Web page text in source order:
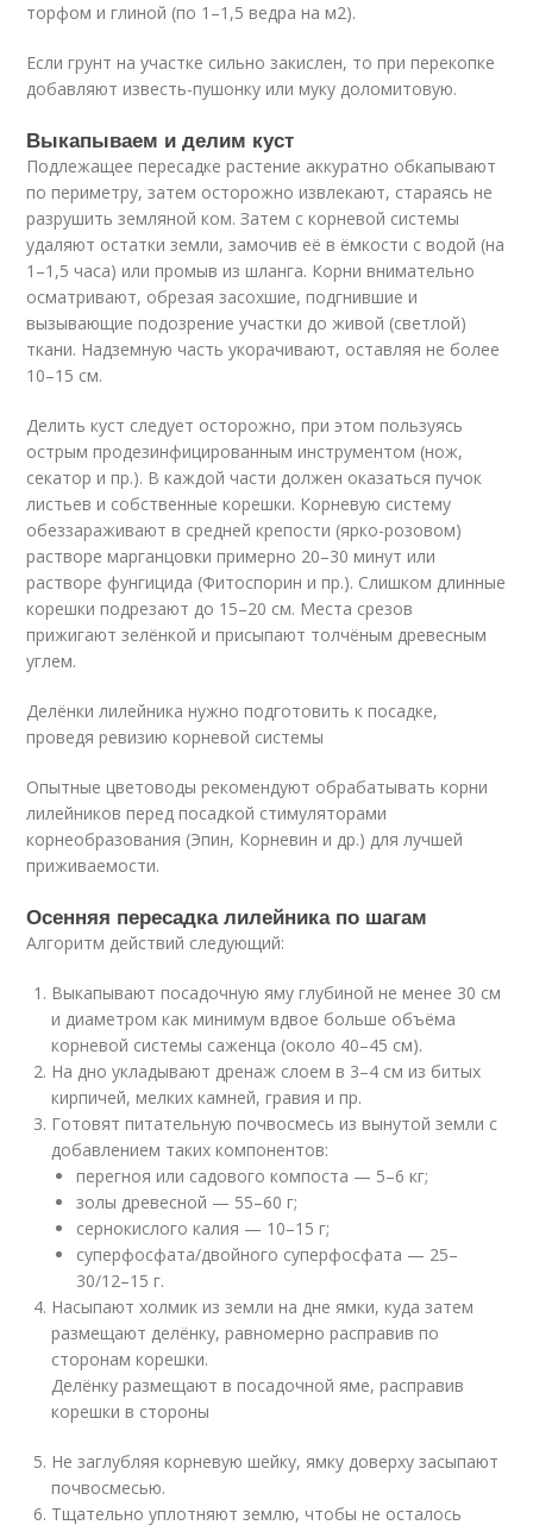
торфом и глиной (по 1–1,5 ведра на м2).
Если грунт на участке сильно закислен, то при перекопке
добавляют известь-пушонку или муку доломитовую.
Выкапываем и делим куст
Подлежащее пересадке растение аккуратно обкапывают
по периметру, затем осторожно извлекают, стараясь не
разрушить земляной ком. Затем с корневой системы
удаляют остатки земли, замочив её в ёмкости с водой (на
1–1,5 часа) или промыв из шланга. Корни внимательно
осматривают, обрезая засохшие, подгнившие и
вызывающие подозрение участки до живой (светлой)
ткани. Надземную часть укорачивают, оставляя не более
10–15 см.
Делить куст следует осторожно, при этом пользуясь
острым продезинфицированным инструментом (нож,
секатор и пр.). В каждой части должен оказаться пучок
листьев и собственные корешки. Корневую систему
обеззараживают в средней крепости (ярко-розовом)
растворе марганцовки примерно 20–30 минут или
растворе фунгицида (Фитоспорин и пр.). Слишком длинные
корешки подрезают до 15–20 см. Места срезов
прижигают зелёнкой и присыпают толчёным древесным
углем.
Делёнки лилейника нужно подготовить к посадке,
проведя ревизию корневой системы
Опытные цветоводы рекомендуют обрабатывать корни
лилейников перед посадкой стимуляторами
корнеобразования (Эпин, Корневин и др.) для лучшей
приживаемости.
Осенняя пересадка лилейника по шагам
Алгоритм действий следующий:
Выкапывают посадочную яму глубиной не менее 30 см
и диаметром как минимум вдвое больше объёма
корневой системы саженца (около 40–45 см).
На дно укладывают дренаж слоем в 3–4 см из битых
кирпичей, мелких камней, гравия и пр.
Готовят питательную почвосмесь из вынутой земли с
добавлением таких компонентов:
перегноя или садового компоста — 5–6 кг;
золы древесной — 55–60 г;
сернокислого калия — 10–15 г;
суперфосфата/двойного суперфосфата — 25–
30/12–15 г.
Насыпают холмик из земли на дне ямки, куда затем
размещают делёнку, равномерно расправив по
сторонам корешки.
Делёнку размещают в посадочной яме, расправив
корешки в стороны
Не заглубляя корневую шейку, ямку доверху засыпают
почвосмесью.
Тщательно уплотняют землю, чтобы не осталось